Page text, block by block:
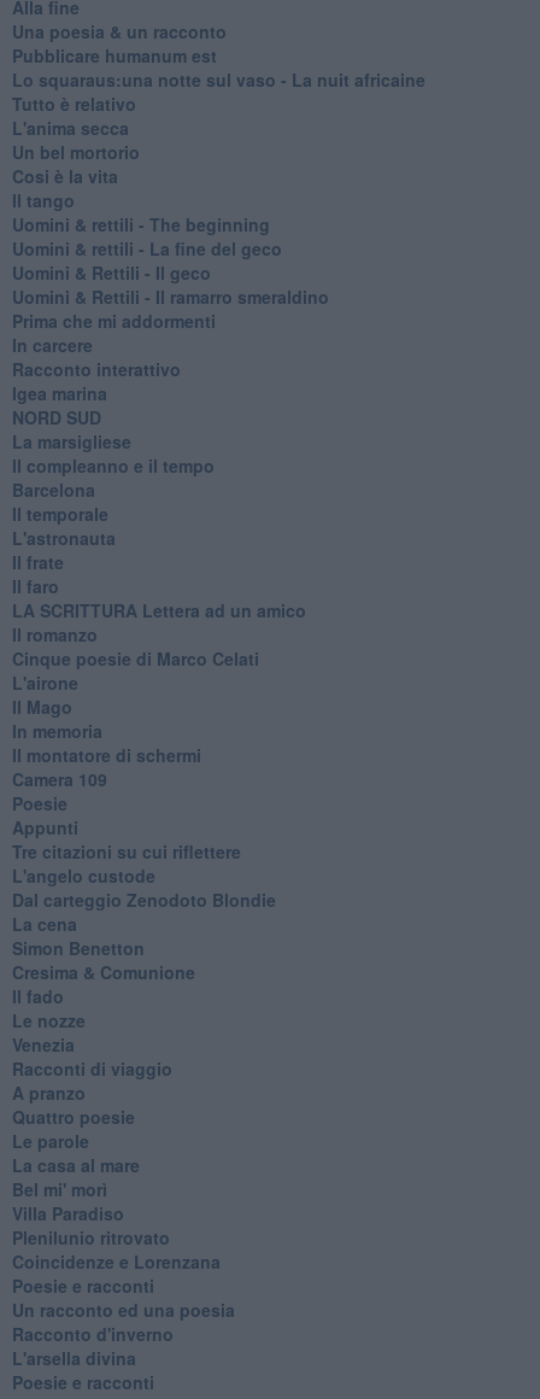
Alla fine
Una poesia & un racconto
Pubblicare humanum est
Lo squaraus:una notte sul vaso - La nuit africaine
Tutto è relativo
L'anima secca
Un bel mortorio
Cosi è la vita
Il tango
​Uomini & rettili - The beginning
​Uomini & rettili - La fine del geco
Uomini & Rettili - Il geco
Uomini & Rettili - Il ramarro smeraldino
Prima che mi addormenti
In carcere
Racconto interattivo
Igea marina
​NORD SUD
La marsigliese
Il compleanno e il tempo
Barcelona
Il temporale
L'astronauta
Il frate
Il faro
​LA SCRITTURA Lettera ad un amico
Il romanzo
Cinque poesie di Marco Celati
L'airone
Il Mago
In memoria
Il montatore di schermi
Camera 109
Poesie
Appunti
Tre citazioni su cui riflettere
L'angelo custode
Dal carteggio Zenodoto Blondie
La cena
Simon Benetton
Cresima & Comunione
Il fado
Le nozze
Venezia
Racconti di viaggio
A pranzo
Quattro poesie
Le parole
La casa al mare
Bel mi' morì
Villa Paradiso
Plenilunio ritrovato
Coincidenze e Lorenzana
Poesie e racconti
Un racconto ed una poesia
Racconto d'inverno
​L'arsella divina
Poesie e racconti